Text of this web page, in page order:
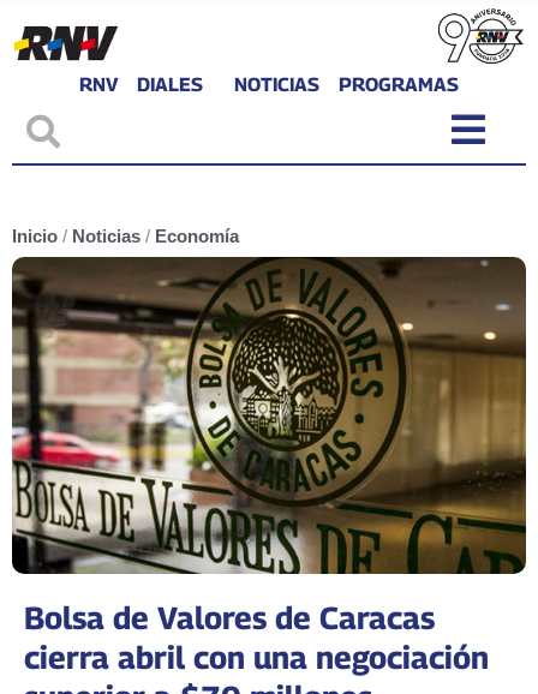
RNV DIALES NOTICIAS PROGRAMAS
Inicio / Noticias / Economía
Bolsa de Valores de Caracas
cierra abril con una negociación